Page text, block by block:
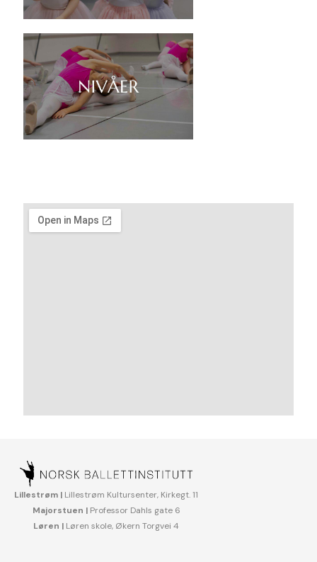
Lillestrøm | Lillestrøm Kultursenter, Kirkegt. 11
Majorstuen | Professor Dahls gate 6
Løren | Løren skole, Økern Torgvei 4